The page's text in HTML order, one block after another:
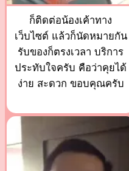
ก็ติดต่อน้องเค้าทาง
เว็บไซต์ แล้วก็นัดหมายกัน
รับของก็ตรงเวลา บริการ
ประทับใจครับ คือว่าคุยได้
ง่าย สะดวก ขอบคุณครับ